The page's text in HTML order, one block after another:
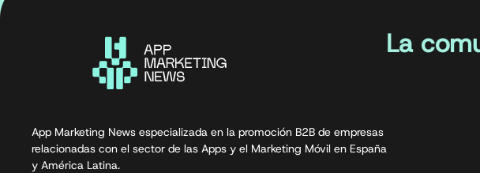
La
App Marketing News especializada en la promoción B2B de empresas
relacionadas con el sector de las Apps y el Marketing Móvil en España
y América Latina.